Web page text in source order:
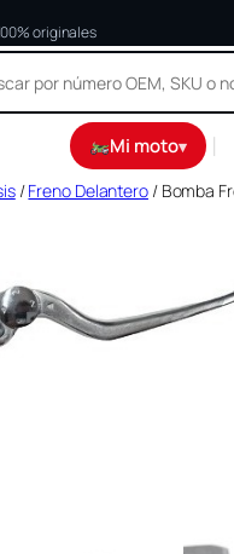
originales
Mi moto▾ |
/Freno Delantero/ Bomba